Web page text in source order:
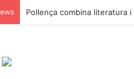
Bon dia Pollença: El temps,